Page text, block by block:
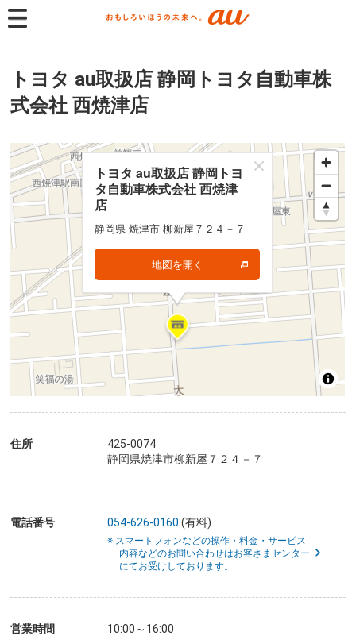
トヨタ au取扱店 静岡トヨタ自動車株
式会社 西焼津店
トヨタ au取扱店 静岡トヨ
タ自動車株式会社 西焼津
店
静岡県 焼津市 柳新屋７２４－７
地図を開く
トヨタ au取扱店 静岡トヨ
タ自動車株式会社 西焼津
店
静岡県 焼津市 柳新屋７２４－７
地図を開く
住所
425-0074
静岡県焼津市柳新屋７２４－７
電話番号 054-626-0160 (有料)
※ スマートフォンなどの操作・料金・サービス
内容などのお問い合わせはお客さまセンター
にてお受けしております。
営業時間 10:00～16:00